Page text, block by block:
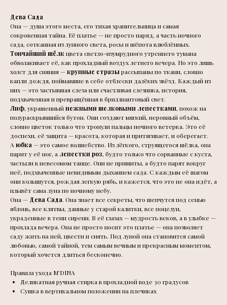
Дева Сада
Она — душа этого места, его тихая хранительница и самая
сокровенная тайна. Её платье — не просто наряд, а часть ночного
сада, сотканная из лунного света, росы и шёпота влюблённых.
Тончайший шёлк цвета светло-изумрудного утреннего тумана
обволакивает её, как прохладный воздух летнего вечера. Но это лишь
холст для сияния —крупные стразырассыпаны по ткани, словно
капли дождя, поймавшие в себе отблески далёких звёзд. Каждый из
них — это застывшая слеза или счастливая слезинка, история,
подхваченная и превращённая в бриллиантовый свет.
Лиф, украшенныйнежными шелковыми лепестками, похож на
полураскрывшийся бутон. Они создают мягкий, неровный объём,
словно цветок только что тронули пальцы ночного ветерка. Это её
доспехи, её защита — красота, которая и притягивает, и оберегает.
А юбка — это самое волшебство. Из лёгкого, струящегося шёлка, она
парит у её ног, а лепестки роз, будто только что сорванные с куста,
застыли в невесомом танце. Они не пришиты, а будто парят вокруг
неё, подхваченные невидимым дыханием сада. С каждым её шагом
они колышутся, рождая легкую рябь, и кажется, что это не она идёт, а
плывёт сама луна по ночному небу.
Она — Дева Сада. Она знает все секреты, что шепчутся под сенью
яблонь, все клятвы, данные у старой калитки, все поцелуи,
украденные в тени сирени. В её глазах — мудрость веков, а в улыбке —
прохлада вечера. Она не просто носит это платье — она позволяет
саду жить на ней, цвести и сиять. Под луной она становится самой
любовью, самой тайной, тем самым вечным и прекрасным моментом,
который хочется длиться бесконечно.
Правила ухода M'DINA
Деликатная ручная стирка в прохладной воде 30 градусов
Сушка в вертикальном положении на плечиках